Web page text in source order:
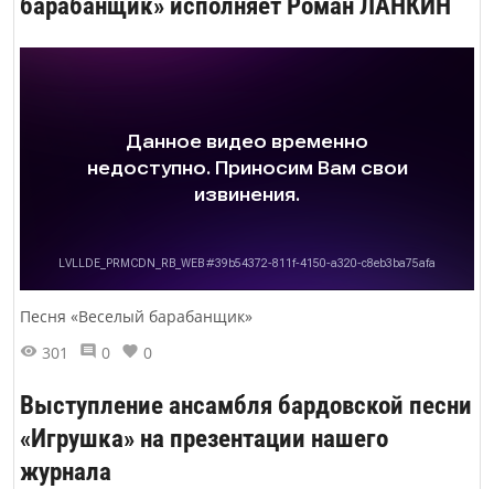
Песня «Веселый барабанщик»
301
0 0
Выступление ансамбля бардовской песни
«Игрушка» на презентации нашего
журнала